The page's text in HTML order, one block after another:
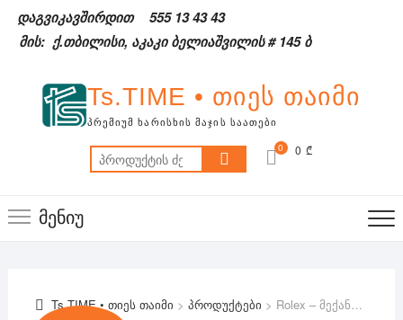
content
დაგვიკავშირდით
555 13 43 43
მის: ქ.თბილისი, აკაკი ბელიაშვილის # 145 ბ
Ts.TIME • თიეს თაიმი
ᲞᲠᲔᲛᲘᲣᲛ ᲮᲐᲠᲘᲡᲮᲘᲡ ᲛᲐᲯᲘᲡ ᲡᲐᲐᲗᲔᲑᲘ
ძებნა: 0 0 ₾
მენიუ
Ts.TIME • თიეს თაიმი > პროდუქტები > Rolex – მექანიკური